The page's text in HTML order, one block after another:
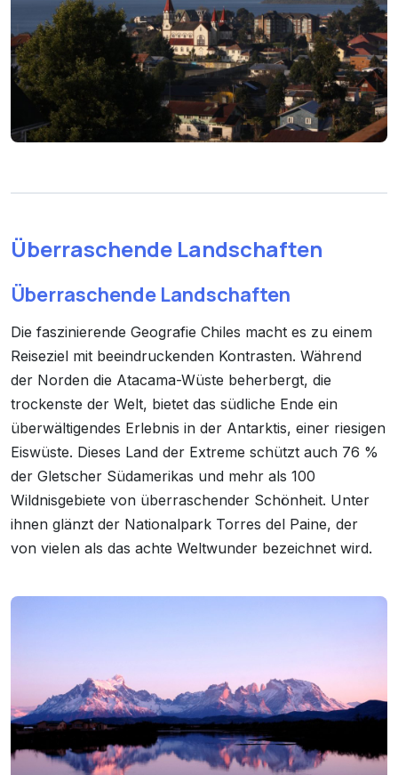
Überraschende Landschaften
Überraschende Landschaften
Die faszinierende Geografie Chiles macht es zu einem
Reiseziel mit beeindruckenden Kontrasten. Während
der Norden die Atacama-Wüste beherbergt, die
trockenste der Welt, bietet das südliche Ende ein
überwältigendes Erlebnis in der Antarktis, einer riesigen
Eiswüste. Dieses Land der Extreme schützt auch 76 %
der Gletscher Südamerikas und mehr als 100
Wildnisgebiete von überraschender Schönheit. Unter
ihnen glänzt der Nationalpark Torres del Paine, der
von vielen als das achte Weltwunder bezeichnet wird.